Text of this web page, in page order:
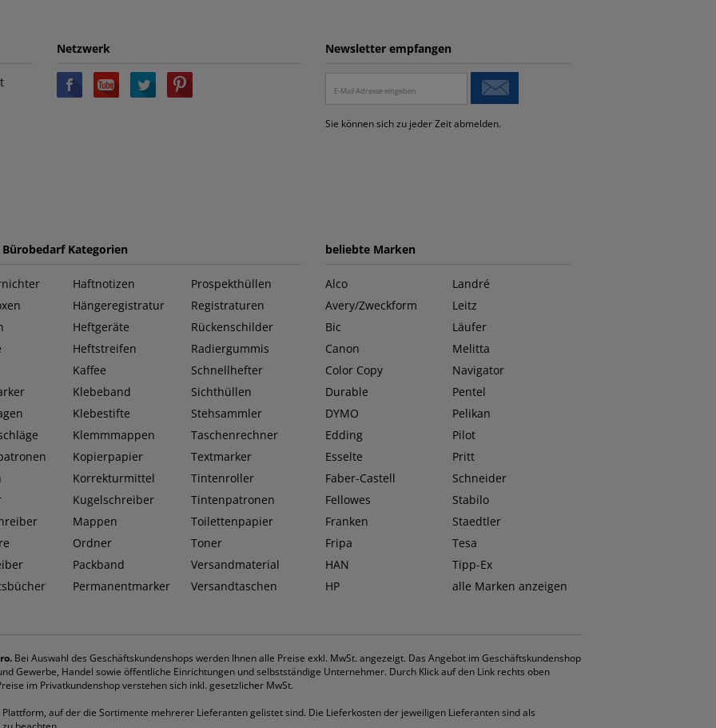
Netzwerk Newsletter empfangen
Sie können sich zu jeder Zeit abmelden.
Kategorien
Haftnotizen
Hängeregistratur
Heftgeräte
Heftstreifen
Kaffee
Klebeband
Klebestifte
Klemmmappen
Kopierpapier
Korrekturmittel
Kugelschreiber
Mappen
Ordner
Packband
Permanentmarker
Prospekthüllen
Registraturen
Rückenschilder
Radiergummis
Schnellhefter
Sichthüllen
Stehsammler
Taschenrechner
Textmarker
Tintenroller
Tintenpatronen
Toilettenpapier
Toner
Versandmaterial
Versandtaschen
beliebte Marken
Alco
Avery/Zweckform
Bic
Canon
Color Copy
Durable
DYMO
Edding
Esselte
Faber-Castell
Fellowes
Franken
Fripa
HAN
HP
Landré
Leitz
Läufer
Melitta
Navigator
Pentel
Pelikan
Pilot
Pritt
Schneider
Stabilo
Staedtler
Tesa
Tipp-Ex
alle Marken anzeigen
Bei Auswahl des Geschäftskundenshops werden Ihnen alle Preise exkl. MwSt. angezeigt. Das Angebot im Geschäftskundenshop
Gewerbe, Handel sowie öffentliche Einrichtungen und selbstständige Unternehmer. Durch Klick auf den Link rechts oben
im Privatkundenshop verstehen sich inkl. gesetzlicher MwSt.
auf der die Sortimente mehrerer Lieferanten gelistet sind. Die Lieferkosten der jeweiligen Lieferanten sind als